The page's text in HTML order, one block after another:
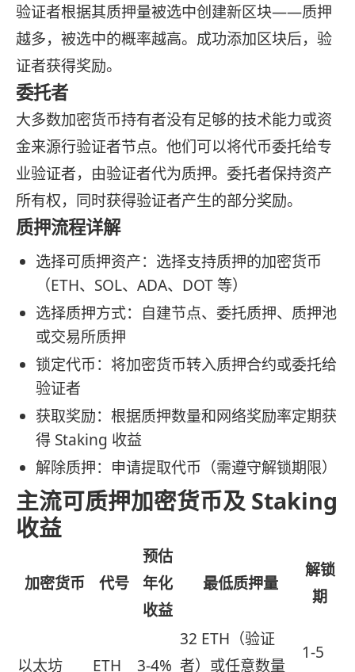
验证者根据其质押量被选中创建新区块——质押
越多，被选中的概率越高。成功添加区块后，验
证者获得奖励。
委托者
大多数加密货币持有者没有足够的技术能力或资
金来源行验证者节点。他们可以将代币委托给专
业验证者，由验证者代为质押。委托者保持资产
所有权，同时获得验证者产生的部分奖励。
质押流程详解
选择可质押资产：选择支持质押的加密货币
（ETH、SOL、ADA、DOT 等）
选择质押方式：自建节点、委托质押、质押池
或交易所质押
锁定代币：将加密货币转入质押合约或委托给
验证者
获取奖励：根据质押数量和网络奖励率定期获
得 Staking 收益
解除质押：申请提取代币（需遵守解锁期限）
主流可质押加密货币及 Staking
收益
加密货币 代号
预估
年化
收益
最低质押量
解锁
期
以太坊 ETH 3-4%
32 ETH（验证
者）或任意数量
1-5